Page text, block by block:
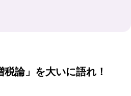
論」を大いに語れ！